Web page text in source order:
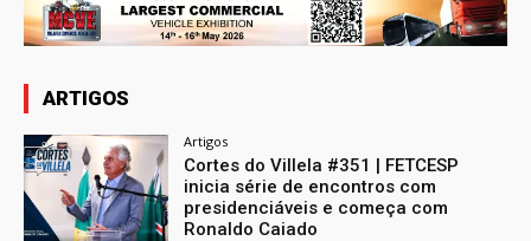
ARTIGOS
Artigos
Cortes do Villela #351 | FETCESP
inicia série de encontros com
presidenciáveis e começa com
Ronaldo Caiado